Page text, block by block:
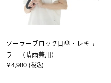
ソーラーブロック日傘・レギュ
ラー（晴雨兼用）
￥4,980 (税込)